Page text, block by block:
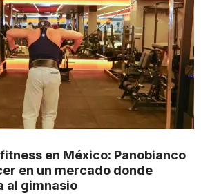
en México: Panobianco
en un mercado donde
al gimnasio